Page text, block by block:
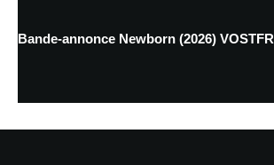
Bande-annonce Newborn (2026) VOSTFR